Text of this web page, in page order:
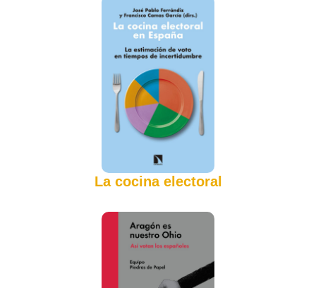
La cocina electoral